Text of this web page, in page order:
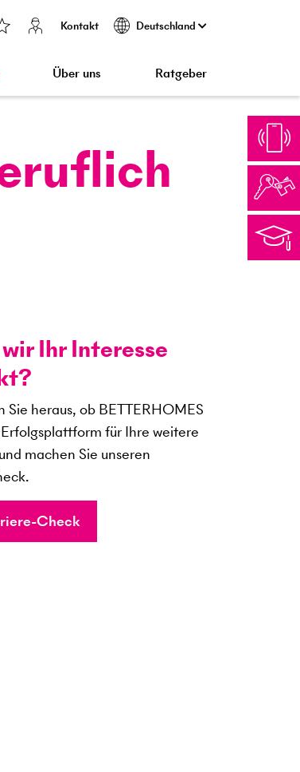
Kontakt Deutschland
Über uns Ratgeber
Ihr Interesse
Sie heraus, ob BETTERHOMES
für Ihre weitere
machen Sie unseren
Check